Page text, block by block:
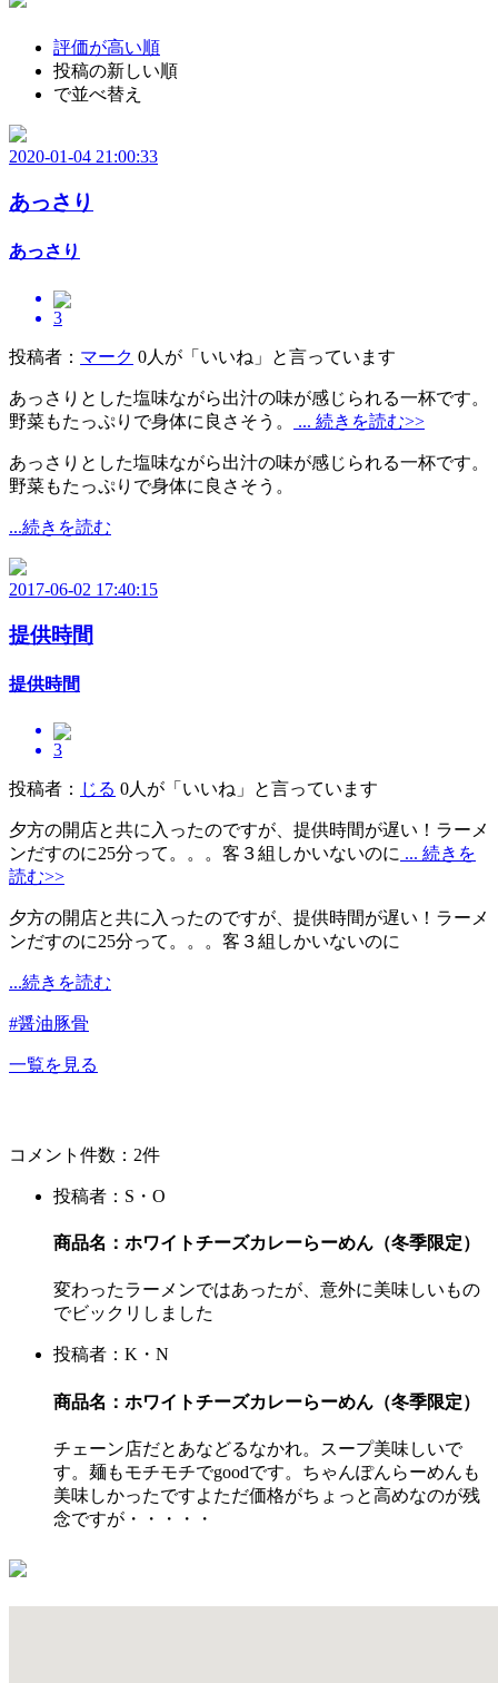
評価が高い順
投稿の新しい順
で並べ替え
2020-01-04 21:00:33
あっさり
あっさり
3
投稿者： マーク 0人が「いいね」と言っています
あっさりとした塩味ながら出汁の味が感じられる一杯です。
野菜もたっぷりで身体に良さそう。
... 続きを読む>>
あっさりとした塩味ながら出汁の味が感じられる一杯です。
野菜もたっぷりで身体に良さそう。
...続きを読む
2017-06-02 17:40:15
提供時間
提供時間
3
投稿者： じる 0人が「いいね」と言っています
夕方の開店と共に入ったのですが、提供時間が遅い！ラーメ
ンだすのに25分って。。。客３組しかいないのに ... 続きを
読む>>
夕方の開店と共に入ったのですが、提供時間が遅い！ラーメ
ンだすのに25分って。。。客３組しかいないのに
...続きを読む
#醤油豚骨
一覧を見る
コメント件数：2件
投稿者：S・O
商品名：ホワイトチーズカレーらーめん（冬季限定）
変わったラーメンではあったが、意外に美味しいもの
でビックリしました
投稿者：K・N
商品名：ホワイトチーズカレーらーめん（冬季限定）
チェーン店だとあなどるなかれ。スープ美味しいで
す。麺もモチモチでgoodです。ちゃんぽんらーめんも
美味しかったですよただ価格がちょっと高めなのが残
念ですが・・・・・